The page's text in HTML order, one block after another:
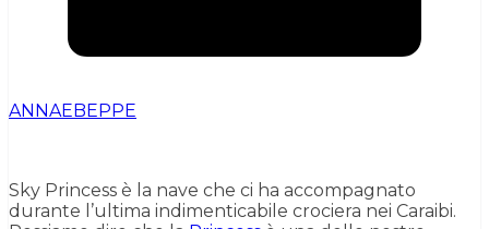
ANNAEBEPPE
Sky Princess è la nave che ci ha accompagnato
durante l’ultima indimenticabile crociera nei Caraibi.